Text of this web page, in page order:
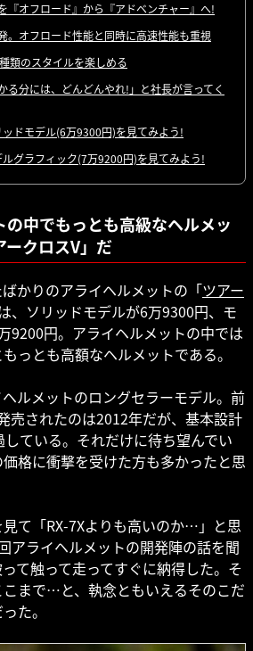
『オフロード』から『アドベンチャー』へ!
。オフロード性能と同時に高速性能も重視
類のスタイルを楽しめる
る分には、どんどんやれ!」と社長が言ってく
ッドモデル(6万9300円)を見てみよう!
ルグラフィック(7万9200円)を見てみよう!
の中でもっとも高級なヘルメッ
ークロスV」だ
かりのアライヘルメットの「ツアー
、ソリッドモデルが6万9300円、モ
9200円。アライヘルメットの中では
っとも高額なヘルメットである。
ルメットのロングセラーモデル。前
売されたのは2012年だが、基本設計
ている。それだけに待ち望んでい
格に衝撃を受けた方も多かったと思
て「RX-7Xよりも高いのか…」と思
アライヘルメットの開発陣の話を聞
て触って走ってすぐに納得した。そ
まで…と、執念ともいえるそのこだ
た。